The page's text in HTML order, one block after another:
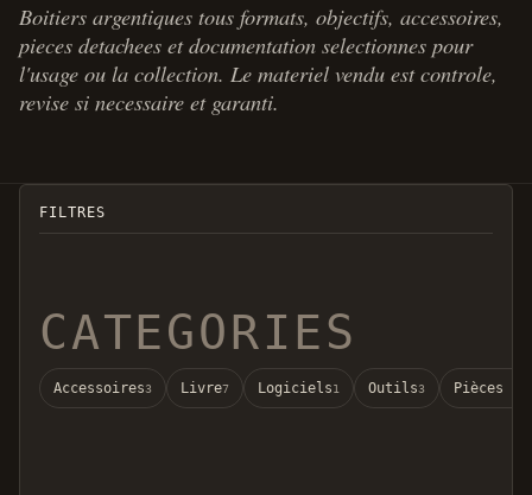
Boitiers argentiques tous formats, objectifs, accessoires,
pieces detachees et documentation selectionnes pour
l'usage ou la collection. Le materiel vendu est controle,
revise si necessaire et garanti.
FILTRES
CATEGORIES
Accessoires3 Livre7 Logiciels1 Outils3 Pièces